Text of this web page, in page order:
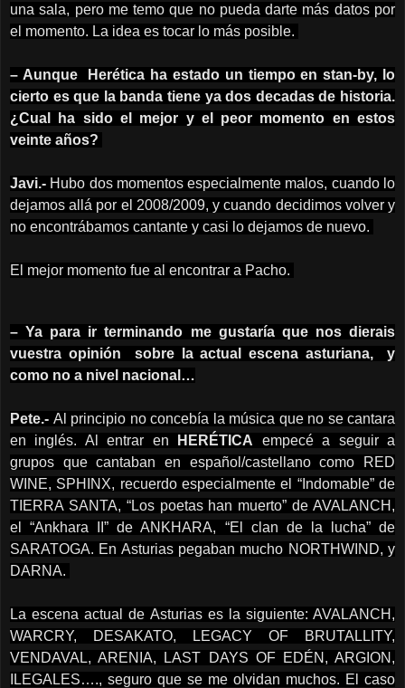
una sala, pero me temo que no pueda darte más datos por
el momento. La idea es tocar lo más posible.
– Aunque Herética ha estado un tiempo en stan-by, lo
cierto es que la banda tiene ya dos decadas de historia.
¿Cual ha sido el mejor y el peor momento en estos
veinte años?
Javi.- Hubo dos momentos especialmente malos, cuando lo
dejamos allá por el 2008/2009, y cuando decidimos volver y
no encontrábamos cantante y casi lo dejamos de nuevo.
El mejor momento fue al encontrar a Pacho.
– Ya para ir terminando me gustaría que nos dierais
vuestra opinión sobre la actual escena asturiana, y
como no a nivel nacional…
Pete.- Al principio no concebía la música que no se cantara
en inglés. Al entrar en
HERÉTICA empecé a seguir a
grupos que cantaban en español/castellano como RED
WINE, SPHINX, recuerdo especialmente el “Indomable” de
TIERRA SANTA, “Los poetas han muerto” de AVALANCH,
el “Ankhara II” de ANKHARA, “El clan de la lucha” de
SARATOGA. En Asturias pegaban mucho NORTHWIND, y
DARNA.
La escena actual de Asturias es la siguiente: AVALANCH,
WARCRY, DESAKATO, LEGACY OF BRUTALLITY,
VENDAVAL, ARENIA, LAST DAYS OF EDÉN, ARGION,
ILEGALES…., seguro que se me olvidan muchos. El caso